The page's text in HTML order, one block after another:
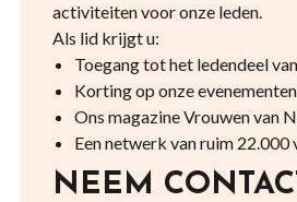
activiteiten voor onze leden.
Als lid krijgt u:
Toegang tot het ledendeel
Korting op onze
Ons magazine Vrouwen van
Een netwerk van ruim 22.000
NEEM